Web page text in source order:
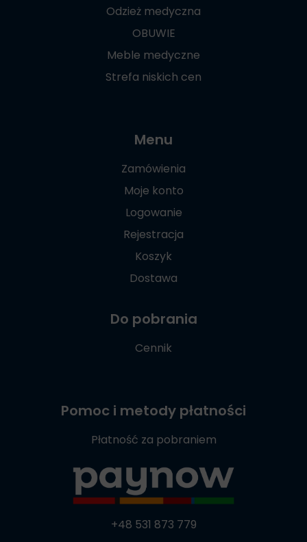
Odzież medyczna
OBUWIE
Meble medyczne
Strefa niskich cen
Menu
Zamówienia
Moje konto
Logowanie
Rejestracja
Koszyk
Dostawa
Do pobrania
Cennik
Pomoc i metody płatności
Płatność za pobraniem
+48 531 873 779